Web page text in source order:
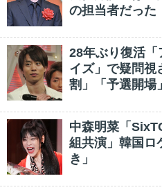
の担当者だった
28年ぶり復活「
イズ」で疑問視
割」「予選開場
中森明菜「
組共演」韓国ロ
き」